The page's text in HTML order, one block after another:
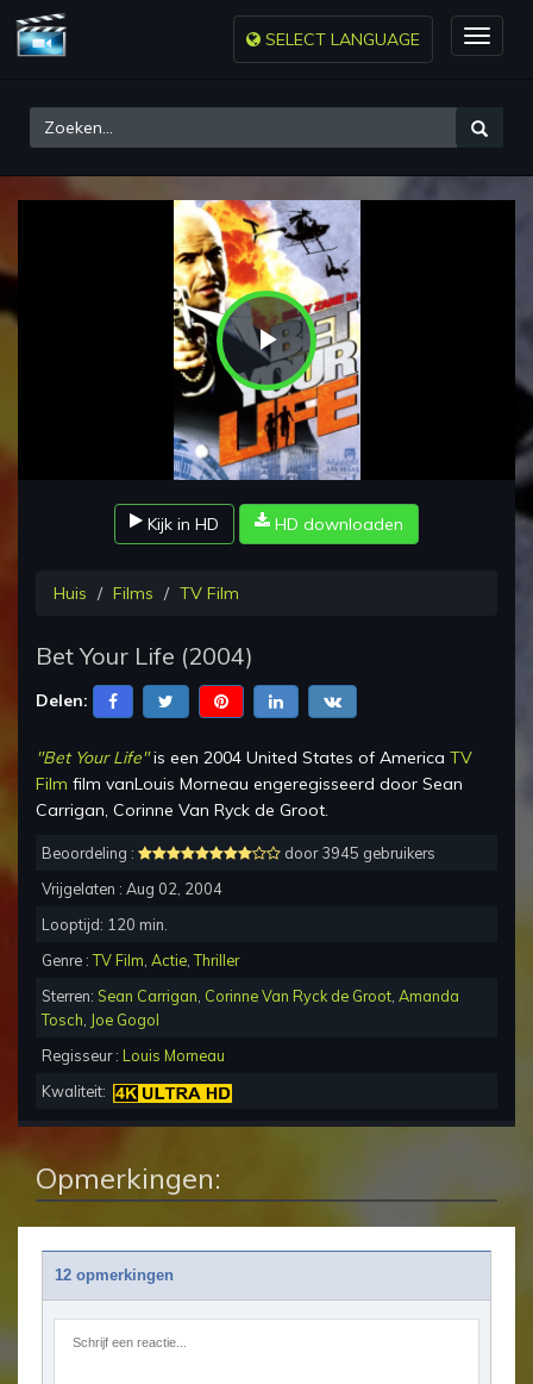
Toggle
SELECT LANGUAGE
Play
Video
Kijk in HD HD downloaden
Huis Films TV Film
Bet Your Life (2004)
Delen:
"Bet Your Life"is een 2004 United States of America TV
Film film vanLouis Morneau engeregisseerd door Sean
Carrigan, Corinne Van Ryck de Groot.
Beoordeling :
door 3945 gebruikers
Vrijgelaten : Aug 02, 2004
Looptijd: 120 min.
Genre :TV Film Actie ,Thriller
Sterren: Sean Carrigan Corinne Van Ryck de Groot Amanda
Tosch Joe Gogol
Regisseur : Louis Morneau
Kwaliteit:
Opmerkingen:
12 opmerkingen